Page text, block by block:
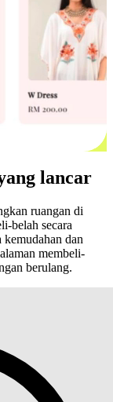
lancar
ruangan di
belah secara
dan
membeli-
berulang.